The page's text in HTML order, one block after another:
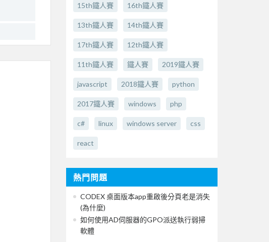
15th鐵人賽 16th鐵人賽
13th鐵人賽 14th鐵人賽
17th鐵人賽 12th鐵人賽
11th鐵人賽 鐵人賽 2019鐵人賽
javascript 2018鐵人賽 python
2017鐵人賽 windows php
c# linux windows server css
react
熱門問題
CODEX 桌面版本app重啟後分頁老是消失
(為什麼)
如何使用AD伺服器的GPO派送執行弱掃
軟體